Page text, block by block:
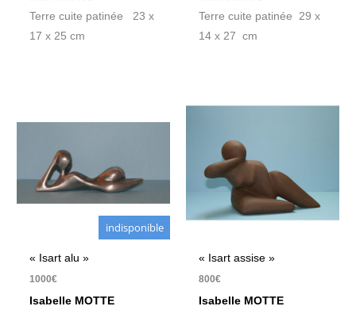
Terre cuite patinée 23 x
17 x 25 cm
Terre cuite patinée 29 x
14 x 27 cm
indisponible
« Isart alu »
1000€
Isabelle MOTTE
« Isart assise »
800€
Isabelle MOTTE